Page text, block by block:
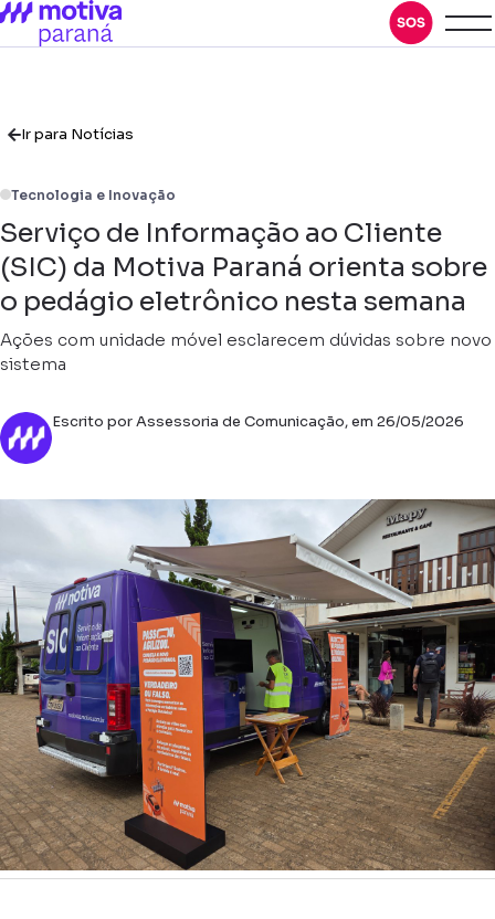
Ir para Notícias
Tecnologia e Inovação
Serviço de Informação ao Cliente
(SIC) da Motiva Paraná orienta sobre
o pedágio eletrônico nesta semana
Ações com unidade móvel esclarecem dúvidas sobre novo
sistema
Escrito por Assessoria de Comunicação, em 26/05/2026